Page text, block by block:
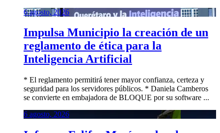
6 agosto, 2026
Impulsa Municipio la creación de un
reglamento de ética para la
Inteligencia Artificial
* El reglamento permitirá tener mayor confianza, certeza y
seguridad para los servidores públicos. * Daniela Camberos
se convierte en embajadora de BLOQUE por su software ...
6 agosto, 2026